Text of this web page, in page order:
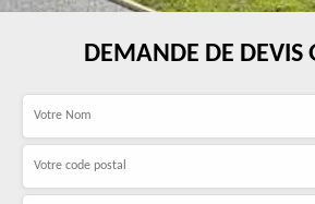
DEMANDE DE DEVIS